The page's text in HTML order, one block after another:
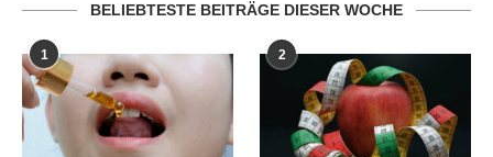
BELIEBTESTE BEITRÄGE DIESER WOCHE
1 2